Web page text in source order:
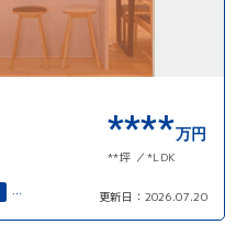
****万円
**坪 *LDK
更新日： 2026.07.20